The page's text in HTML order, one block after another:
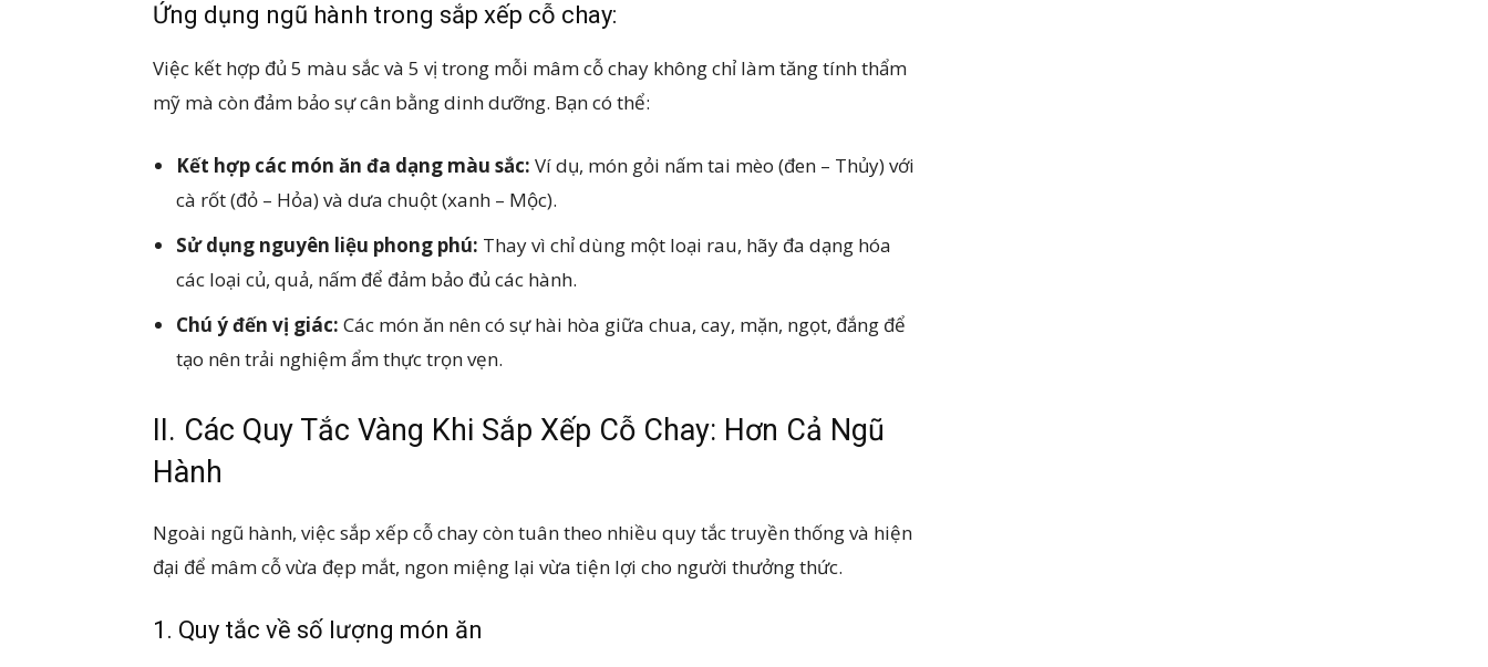
Ứng dụng ngũ hành trong sắp xếp cỗ chay:
Việc kết hợp đủ 5 màu sắc và 5 vị trong mỗi mâm cỗ chay không chỉ làm tăng tính thẩm
mỹ mà còn đảm bảo sự cân bằng dinh dưỡng. Bạn có thể:
Kết hợp các món ăn đa dạng màu sắc: Ví dụ, món gỏi nấm tai mèo (đen – Thủy) với
cà rốt (đỏ – Hỏa) và dưa chuột (xanh – Mộc).
Sử dụng nguyên liệu phong phú: Thay vì chỉ dùng một loại rau, hãy đa dạng hóa
các loại củ, quả, nấm để đảm bảo đủ các hành.
Chú ý đến vị giác: Các món ăn nên có sự hài hòa giữa chua, cay, mặn, ngọt, đắng để
tạo nên trải nghiệm ẩm thực trọn vẹn.
II. Các Quy Tắc Vàng Khi Sắp Xếp Cỗ Chay: Hơn Cả Ngũ
Hành
Ngoài ngũ hành, việc sắp xếp cỗ chay còn tuân theo nhiều quy tắc truyền thống và hiện
đại để mâm cỗ vừa đẹp mắt, ngon miệng lại vừa tiện lợi cho người thưởng thức.
1. Quy tắc về số lượng món ăn